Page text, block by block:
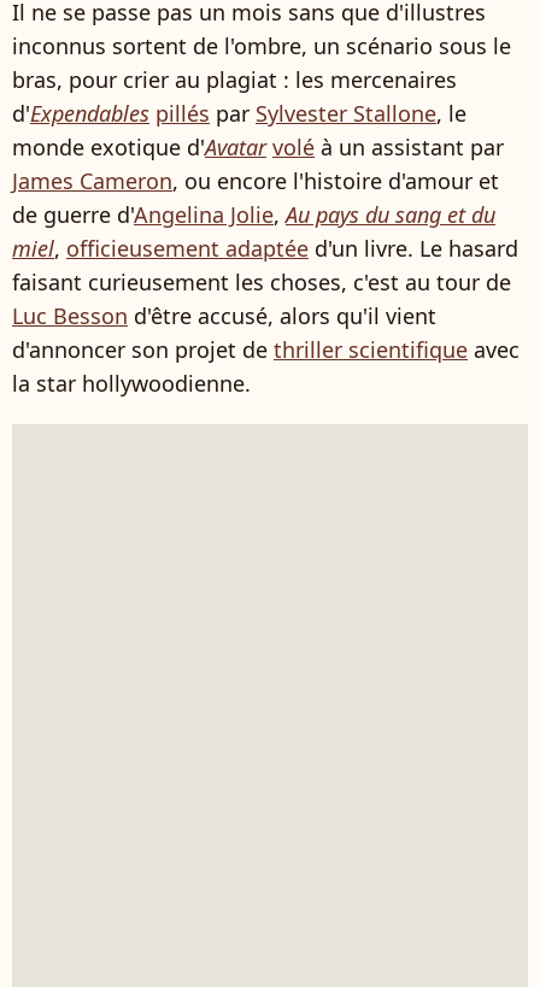
Il ne se passe pas un mois sans que d'illustres
inconnus sortent de l'ombre, un scénario sous le
bras, pour crier au plagiat : les mercenaires
d'Expendables pillés par Sylvester Stallone, le
monde exotique d'Avatar volé à un assistant par
James Cameron, ou encore l'histoire d'amour et
de guerre d'Angelina Jolie,Au pays du sang et du
miel, officieusement adaptée d'un livre. Le hasard
faisant curieusement les choses, c'est au tour de
Luc Besson d'être accusé, alors qu'il vient
d'annoncer son projet de thriller scientifique avec
la star hollywoodienne.